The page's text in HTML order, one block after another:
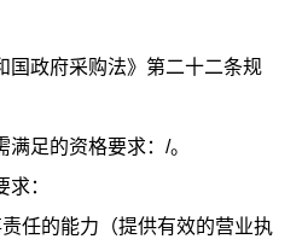
国政府采购法》第二十二条规
足的资格要求：/。
：
任的能力（提供有效的营业执